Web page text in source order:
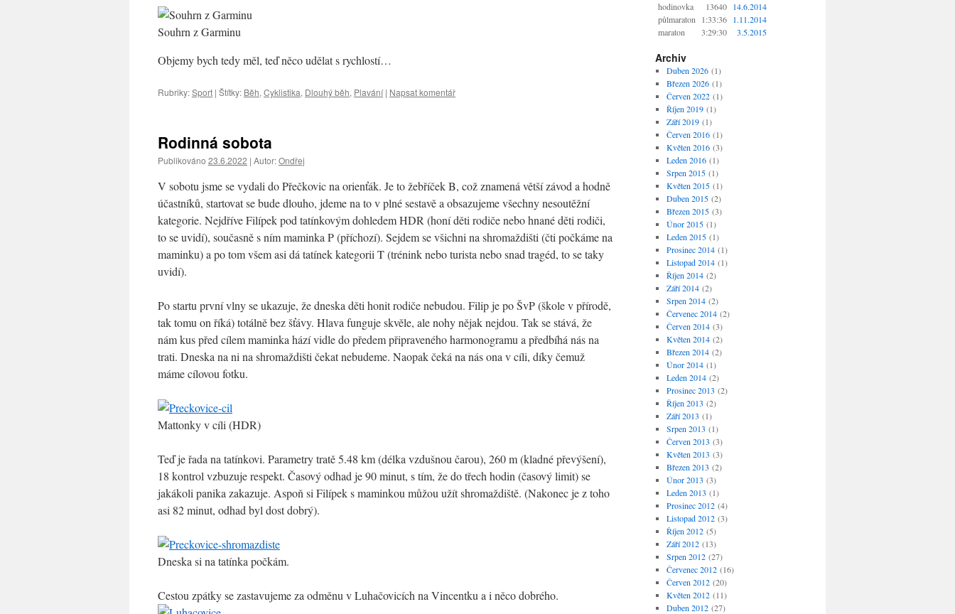
Souhrn z Garminu
Objemy bych tedy měl, teď něco udělat s rychlostí…
Rubriky:Sport | Štítky: Běh, Cyklistika, Dlouhý běh, Plavání | Napsat komentář
Rodinná sobota
Publikováno 23.6.2022 | Autor:Ondřej
V sobotu jsme se vydali do Přečkovic na orienťák. Je to žebříček B, což znamená větší závod a hodně
účastníků, startovat se bude dlouho, jdeme na to v plné sestavě a obsazujeme všechny nesoutěžní
kategorie. Nejdříve Filípek pod tatínkovým dohledem HDR (honí děti rodiče nebo hnané děti rodiči,
to se uvidí), současně s ním maminka P (příchozí). Sejdem se všichni na shromaždišti (čti počkáme na
maminku) a po tom všem asi dá tatínek kategorii T (trénink nebo turista nebo snad tragéd, to se taky
uvidí).
Po startu první vlny se ukazuje, že dneska děti honit rodiče nebudou. Filip je po ŠvP (škole v přírodě,
tak tomu on říká) totálně bez šťávy. Hlava funguje skvěle, ale nohy nějak nejdou. Tak se stává, že
nám kus před cílem maminka hází vidle do předem připraveného harmonogramu a předbíhá nás na
trati. Dneska na ni na shromaždišti čekat nebudeme. Naopak čeká na nás ona v cíli, díky čemuž
máme cílovou fotku.
Mattonky v cíli (HDR)
Teď je řada na tatínkovi. Parametry tratě 5.48 km (délka vzdušnou čarou), 260 m (kladné převýšení),
18 kontrol vzbuzuje respekt. Časový odhad je 90 minut, s tím, že do třech hodin (časový limit) se
jakákoli panika zakazuje. Aspoň si Filípek s maminkou můžou užít shromaždiště. (Nakonec je z toho
asi 82 minut, odhad byl dost dobrý).
Dneska si na tatínka počkám.
Cestou zpátky se zastavujeme za odměnu v Luhačovicích na Vincentku a i něco dobrého.
hodinovka
13640
14.6.2014
půlmaraton
1:33:36
1.11.2014
maraton
3:29:30 3.5.2015
Archiv
Duben 2026(1)
Březen 2026(1)
Červen 2022(1)
Říjen 2019(1)
Září 2019(1)
Červen 2016(1)
Květen 2016(3)
Leden 2016(1)
Srpen 2015(1)
Květen 2015(1)
Duben 2015(2)
Březen 2015(3)
Únor 2015(1)
Leden 2015(1)
Prosinec 2014(1)
Listopad 2014(1)
Říjen 2014(2)
Září 2014(2)
Srpen 2014(2)
Červenec 2014(2)
Červen 2014(3)
Květen 2014(2)
Březen 2014(2)
Únor 2014(1)
Leden 2014(2)
Prosinec 2013 (2)
Říjen 2013 (2)
Září 2013 (1)
Srpen 2013 (1)
Červen 2013 (3)
Květen 2013 (3)
Březen 2013 (2)
Únor 2013 (3)
Leden 2013 (1)
Prosinec 2012(4)
Listopad 2012(3)
Říjen 2012(5)
Září 2012(13)
Srpen 2012(27)
Červenec 2012(16)
Červen 2012(20)
Květen 2012(11)
Duben 2012(27)